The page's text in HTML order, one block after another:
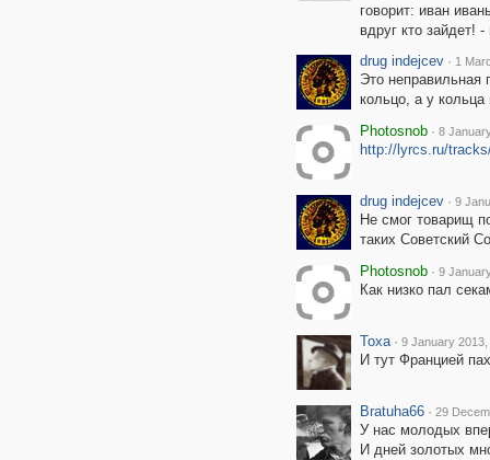
говорит: иван
вдруг кто зайдет!
drug indejcev · 1
Это неправильная
кольцо, а у кольца
Photosnob · 8
http://lyrcs.ru/
drug indejcev · 9
Не смог товарищ
таких Советский
Photosnob · 9
Как низко пал
Toxa · 9 January 2013,
И тут Францией
Bratuha66 · 29
У нас молодых
И дней золотых